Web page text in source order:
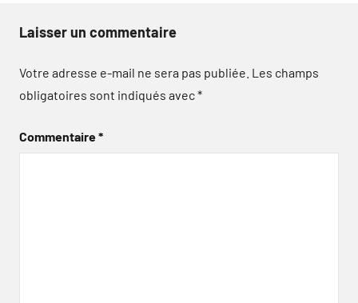
Laisser un commentaire
Votre adresse e-mail ne sera pas publiée. Les champs
obligatoires sont indiqués avec*
Commentaire*